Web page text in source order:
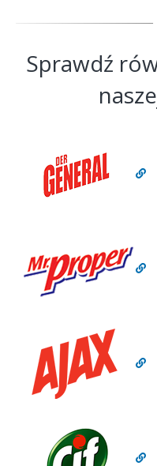
Sprawdź